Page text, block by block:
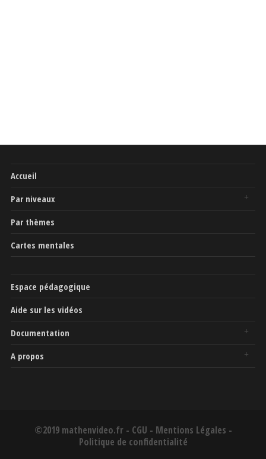
Accueil
Par niveaux
Par thèmes
Cartes mentales
Espace pédagogique
Aide sur les vidéos
Documentation
A propos
©2019 mathenvideo.fr - CGU - Mentions Légales -
Politique de confidentialité